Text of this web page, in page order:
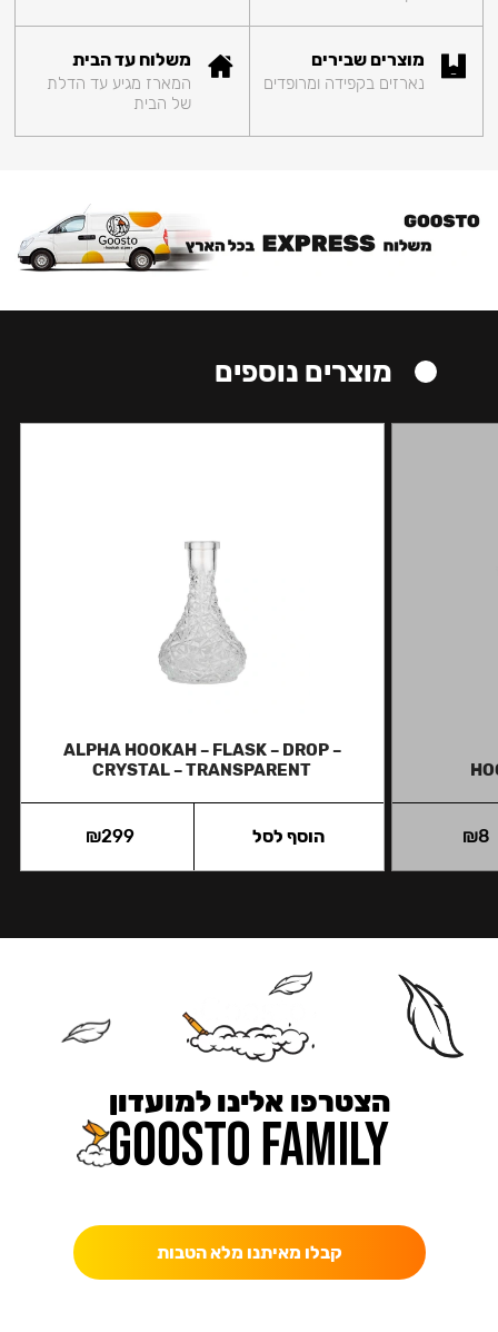
מוצרים שבירים
נארזים בקפידה ומרופדים
משלוח עד הבית
המארז מגיע עד הדלת
של הבית
מוצרים נוספים
₪8
ALPHA HOOKAH – FLASK – DROP –
CRYSTAL – TRANSPARENT
₪299 הוסף לסל
הצטרפו אלינו למועדון
קבלו מאיתנו מלא הטבות